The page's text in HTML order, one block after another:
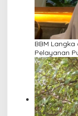
BBM
Pelayanan